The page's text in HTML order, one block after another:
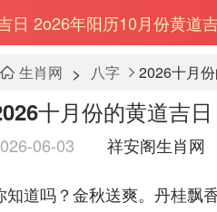
日 2o26年阳历10月份黄道
生肖网 > 八字 2026十月
十月份的黄道吉
06-03 祥安阁生肖网
知道吗？金秋送爽。丹桂飘